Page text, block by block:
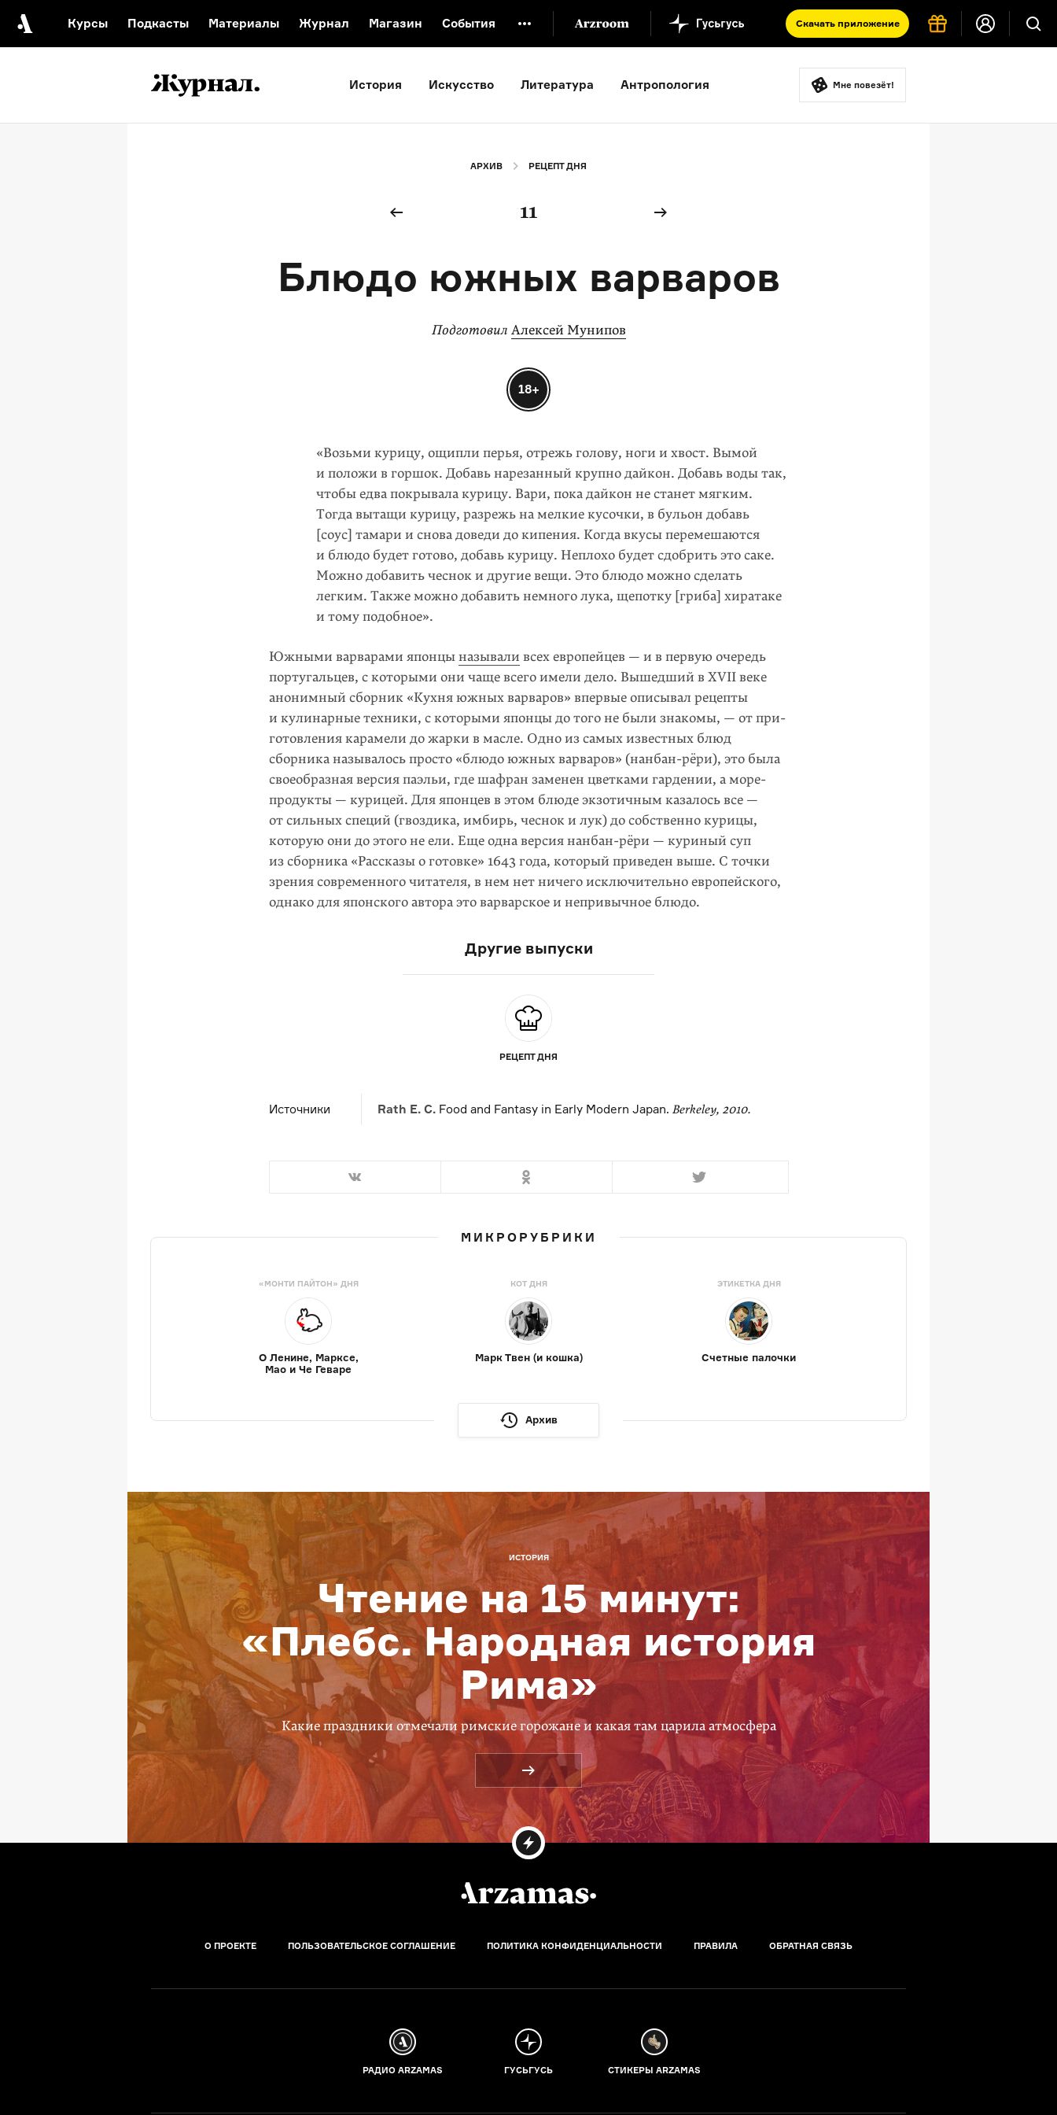
Курсы Подкасты Материалы Журнал Магазин События Скачать приложение
Видеоистория русской культуры
Русский язык от «гой еси» до «лол кек»
Что такое античность
История Искусство Литература Антропология Мне повезёт!
АРХИВ РЕЦЕПТ ДНЯ
11
Блюдо южных варваров
Подготовил Алексей Мунипов
18+
«Возьми курицу, ощипли перья, отрежь голову, ноги и хвост. Вымой
и положи в горшок. Добавь нарезанный крупно дайкон. Добавь воды так,
чтобы едва покрывала курицу. Вари, пока дайкон не станет мягким.
Тогда вытащи курицу, разрежь на мелкие кусочки, в бульон добавь
[соус] тамари и снова доведи до кипения. Когда вкусы перемешаются
и блюдо будет готово, добавь курицу. Неплохо будет сдобрить это саке.
Можно добавить чеснок и другие вещи. Это блюдо можно сделать
легким. Также можно добавить немного лука, щепотку [гриба] хиратаке
и тому подобное».
Южными варварами японцыназывали всех европейцев — и в первую очередь
португальцев, с которыми они чаще всего имели дело. Вышедший в XVII веке
анонимный сборник «Кухня южных варваров» впервые описывал рецепты
и кулинарные техники, с которыми японцы до того не были знакомы, — от при­
готовления карамели до жарки в масле. Одно из самых известных блюд
сборника называлось просто «блюдо южных варваров» (нанбан-рёри), это была
своеобразная версия паэльи, где шафран заменен цветками гардении, а море­
продукты — курицей. Для японцев в этом блюде экзотичным казалось все —
от сильных специй (гвоздика, имбирь, чеснок и лук) до собственно курицы,
которую они до этого не ели. Еще одна версия нанбан-рёри — ку­риный суп
из сборника «Рассказы о готовке» 1643 года, который приведен выше. С точки
зрения современного читателя, в нем нет ничего исключительно евро­пейского,
однако для японского автора это варварское и непривычное блюдо.
Другие выпуски
РЕЦЕПТ ДНЯ
Источники Rath E. C. Food and Fantasy in Early Modern Japan. Berkeley, 2010.
МИКРОРУБРИКИ
«МОНТИ ПАЙТОН» ДНЯ
О Ленине, Марксе,
Мао и Че Геваре
КОТ ДНЯ
Марк Твен (и кошка)
ЭТИКЕТКА ДНЯ
Счетные палочки
Архив
ИСТОРИЯ
Чтение на 15 минут:
«Плебс. Народная история
Рима»
Какие праздники отмечали римские горожане и какая там царила атмосфера
О ПРОЕКТЕ ПОЛЬЗОВАТЕЛЬСКОЕ СОГЛАШЕНИЕ ПОЛИТИКА КОНФИДЕНЦИАЛЬНОСТИ ПРАВИЛА ОБРАТНАЯ СВЯЗЬ
РАДИО ARZAMAS ГУСЬГУСЬ СТИКЕРЫ ARZAMAS